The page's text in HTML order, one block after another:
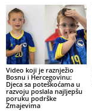
Video koji je raznježio
Bosnu i Hercegovinu:
Djeca sa poteškoćama u
razvoju poslala najljepšu
poruku podrške
Zmajevima